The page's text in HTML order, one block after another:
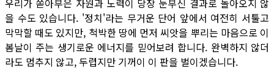
우리가 쏟아부은 자원과 노력이 당장 눈부신 결과로 돌아오지 않
을 수도 있습니다. '정치'라는 무거운 단어 앞에서 여전히 서툴고
막막할 때도 있지만, 척박한 땅에 먼저 씨앗을 뿌리는 마음으로 이
봄날이 주는 생기로운 에너지를 믿어보려 합니다. 완벽하지 않더
라도 멈추지 않고, 두렵지만 기꺼이 이 판을 벌이겠습니다.